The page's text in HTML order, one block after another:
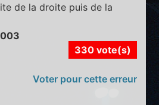
de la droite puis de la
330 vote(s)
Voter pour cette erreur